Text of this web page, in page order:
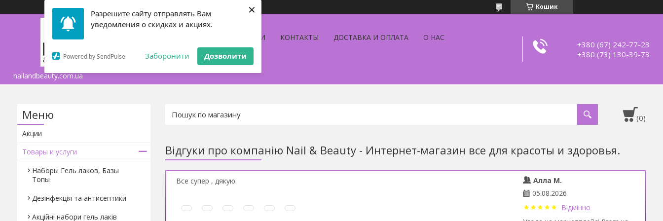
Разрешите сайту отправлять Вам
уведомления о скидках и акциях.
Powered by SendPulse Заборонити Дозволити
× Кошик
nailandbeauty.com.ua
АКЦИИ КОНТАКТЫ ДОСТАВКА И ОПЛАТА О НАС
ОБМЕН И ВОЗВРАТ ТОВАРА
+380 (67) 242-77-23
+380 (73) 130-39-73
Відгуки про компанію Nail & Beauty - Интернет-магазин все для красоты и здоровья.
Все супер , дякую.
Алла М.
05.08.2026
Відмінно
Акции
Товары и услуги
Наборы Гель лаков, Базы
Топы
Дезінфекція та антисептики
Акційні набори гель лаків